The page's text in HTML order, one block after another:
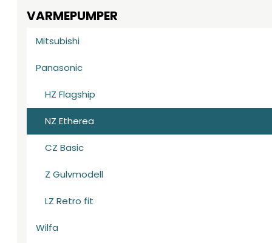
VARMEPUMPER
Mitsubishi
Panasonic
HZ Flagship
NZ Etherea
CZ Basic
Z Gulvmodell
LZ Retro fit
Wilfa